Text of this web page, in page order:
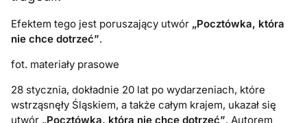
Efektem tego jest poruszający utwór „Pocztówka, która
nie chce dotrzeć”.
fot. materiały prasowe
28 stycznia, dokładnie 20 lat po wydarzeniach, które
wstrząsnęły Śląskiem, a także całym krajem, ukazał się
utwór „Pocztówka, która nie chce dotrzeć”. Autorem